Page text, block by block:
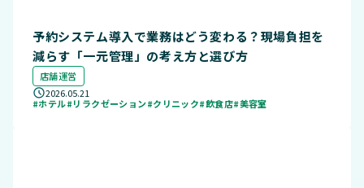
予約システム導入で業務はどう変わる？現場負担を
減らす「一元管理」の考え方と選び方
店舗運営
2026.05.21
#ホテル#リラクゼーション#クリニック#飲食店#美容室